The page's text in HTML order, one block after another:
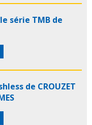
série TMB de
de CROUZET